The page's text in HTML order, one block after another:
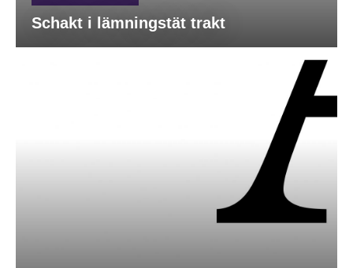
Schakt i lämningstät trakt